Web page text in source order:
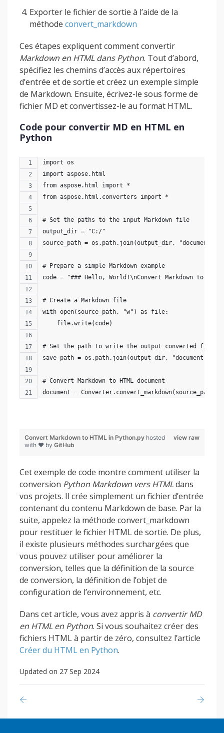
Exporter le fichier de sortie à l’aide de la
méthode convert_markdown
Ces étapes expliquent comment convertir
Markdown en HTML dans Python. Tout d’abord,
spécifiez les chemins d’accès aux répertoires
d’entrée et de sortie et créez un exemple simple
de Markdown. Ensuite, écrivez-le sous forme de
fichier MD et convertissez-le au format HTML.
Code pour convertir MD en HTML en
Python
import os
import aspose.html
from aspose.html import *
from aspose.html.converters import *
# Set the paths to the input Markdown file
output_dir = "C:/"
source_path = os.path.join(output_dir,
# Prepare a simple Markdown example
code = "### Hello, World!\nConvert Markdown to
# Create a Markdown file
with open(source_path, "w") as file:
    file.write(code)
# Set the path to write the output converted file
save_path = os.path.join(output_dir, "document-
# Convert Markdown to HTML document
document = Converter.convert_markdown(source_path,
view raw
Convert Markdown to HTML in Python.py hosted
with ❤ by GitHub
Cet exemple de code montre comment utiliser la
conversion Python Markdown vers HTMLdans
vos projets. Il crée simplement un fichier d’entrée
contenant du contenu Markdown de base. Par la
suite, appelez la méthode convert_markdown
pour restituer le fichier HTML de sortie. De plus,
il existe plusieurs méthodes surchargées que
vous pouvez utiliser pour améliorer la
conversion, telles que la définition de la source
de conversion, la définition de l’objet de
configuration de l’environnement, etc.
Dans cet article, vous avez appris à convertir MD
en HTML en Python. Si vous souhaitez créer des
fichiers HTML à partir de zéro, consultez l’article
Créer du HTML en Python.
Updated on 27 Sep 2024